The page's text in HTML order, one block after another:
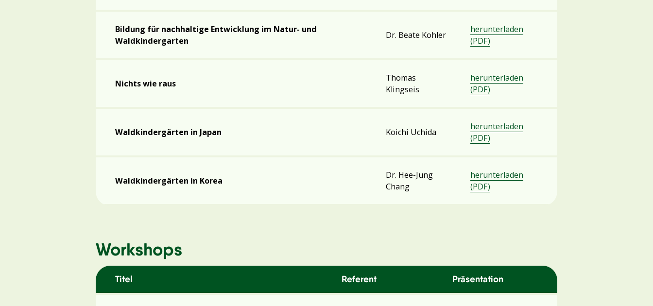
Bildung für nachhaltige Entwicklung im Natur- und
Waldkindergarten
Dr. Beate Kohler
herunterladen
(PDF)
Nichts wie raus
Thomas
Klingseis
herunterladen
(PDF)
Waldkindergärten in Japan Koichi Uchida
herunterladen
(PDF)
Waldkindergärten in Korea
Dr. Hee-Jung
Chang
herunterladen
(PDF)
Workshops
Titel Referent Präsentation